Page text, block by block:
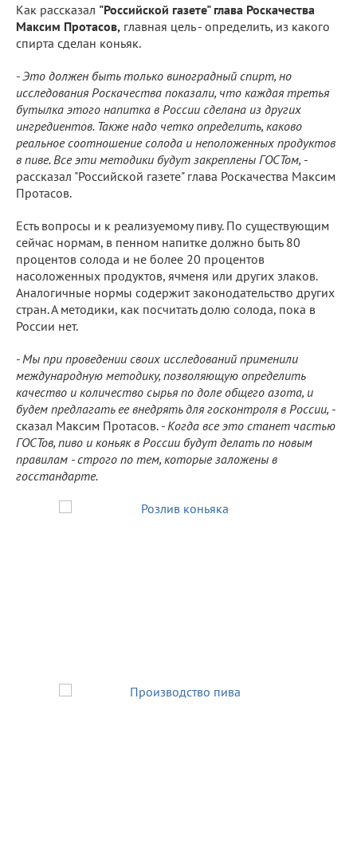
Как рассказал "Российской газете" глава Роскачества
Максим Протасов, главная цель - определить, из какого
спирта сделан коньяк.
- Это должен быть только виноградный спирт, но
исследования Роскачества показали, что каждая третья
бутылка этого напитка в России сделана из других
ингредиентов. Также надо четко определить, каково
реальное соотношение солода и неположенных продуктов
в пиве. Все эти методики будут закреплены ГОСТом, -
рассказал "Российской газете" глава Роскачества Максим
Протасов.
Есть вопросы и к реализуемому пиву. По существующим
сейчас нормам, в пенном напитке должно быть 80
процентов солода и не более 20 процентов
насоложенных продуктов, ячменя или других злаков.
Аналогичные нормы содержит законодательство других
стран. А методики, как посчитать долю солода, пока в
России нет.
- Мы при проведении своих исследований применили
международную методику, позволяющую определить
качество и количество сырья по доле общего азота, и
будем предлагать ее внедрять для госконтроля в России, -
сказал Максим Протасов. - Когда все это станет частью
ГОСТов, пиво и коньяк в России будут делать по новым
правилам - строго по тем, которые заложены в
госстандарте.